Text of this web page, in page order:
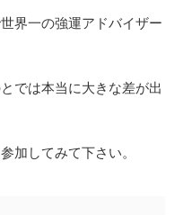
界一の強運アドバイザー
では本当に大きな差が出
加してみて下さい。